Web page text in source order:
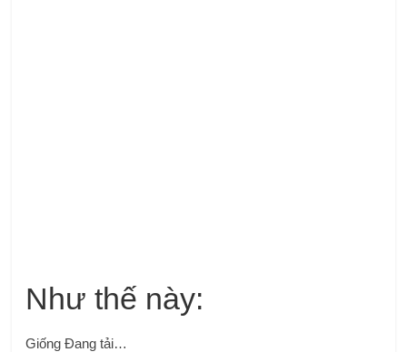
Như thế này:
Giống Đang tải…